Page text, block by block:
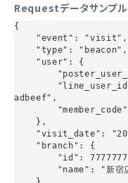
Requestデータサンプル
{
adbeef",